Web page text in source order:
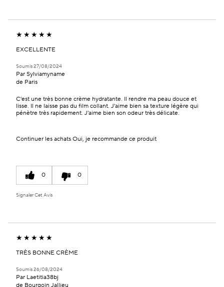
EXCELLENTE
Soumis27/08/2024
Par Sylviamyname
de Paris
C'est une très bonne crème hydratante. Il rendre ma peau douce et
lisse. Il ne laisse pas du film collant. J'aime bien sa texture légère qui
pénètre très rapidement. J'aime bien son odeur très délicate.
Continuer les achats Oui, je recommande ce produit
0 0
Signaler Cet Avis
TRÈS BONNE CRÈME
Soumis26/08/2024
Par Laetitia38bj
de Bourgoin Jallieu